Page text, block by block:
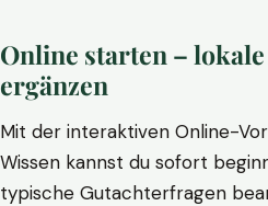
Online starten –
ergänzen
Mit der interaktiven Online-
Wissen kannst du sofort
typische Gutachterfragen